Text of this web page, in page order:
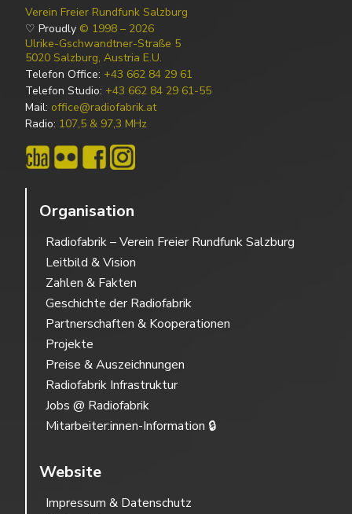
Verein Freier Rundfunk Salzburg
♡ Proudly © 1998 – 2026
Ulrike-Gschwandtner-Straße 5
5020 Salzburg, Austria E.U.
Telefon Office: +43 662 84 29 61
Telefon Studio: +43 662 84 29 61-55
Mail: office@radiofabrik.at
Radio: 107,5 & 97,3 MHz
Organisation
Radiofabrik – Verein Freier Rundfunk Salzburg
Leitbild & Vision
Zahlen & Fakten
Geschichte der Radiofabrik
Partnerschaften & Kooperationen
Projekte
Preise & Auszeichnungen
Radiofabrik Infrastruktur
Jobs @ Radiofabrik
Mitarbeiter:innen-Information 🔒
Website
Impressum & Datenschutz